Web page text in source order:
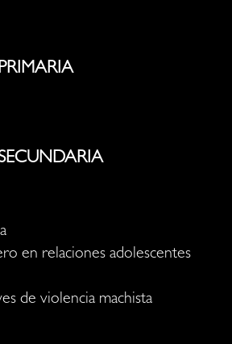
en relaciones adolescentes
de violencia machista